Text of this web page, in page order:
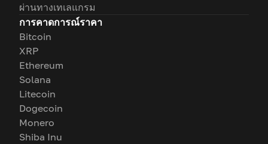
ผ่านทางเทเลแกรม
การคาดการณ์ราคา
Bitcoin
XRP
Ethereum
Solana
Litecoin
Dogecoin
Monero
Shiba Inu